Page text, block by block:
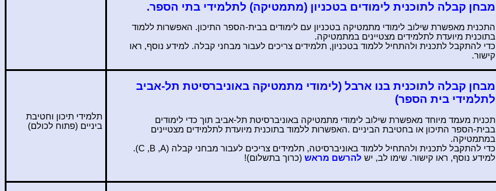
מבחן קבלה לתוכנית לימודים בטכניון (מתמטיקה) לתלמידי בתי הספר.
התכנית מאפשרת שילוב לימודי מתמטיקה בטכניון עם לימודים בבית-הספר התיכון. האפשרות ללמוד
בתוכנית מיועדת לתלמידים מצטיינים במתמטיקה.
כדי להתקבל לתכנית ולהתחיל ללמוד בטכניון, תלמידים צריכים לעבור מבחני קבלה. למידע נוסף, ראו
קישור.
תלמידי תיכון וחטיבת
ביניים (פתוח לכולם)
מבחן קבלה לתוכנית בנו ארבל (לימודי מתמטיקה באוניברסיטת תל-אביב
לתלמידי בית הספר)
תכנית מעמד מיוחד מאפשרת שילוב לימודי מתמטיקה באוניברסיטת תל-אביב תוך כדי לימודים
בבית-הספר התיכון או בחטיבת הביניים .האפשרות ללמוד בתוכנית מיועדת לתלמידים מצטיינים
במתמטיקה.
כדי להתקבל לתכנית ולהתחיל ללמוד באוניברסיטה, תלמידים צריכים לעבור מבחני קבלה (A
,
B
,
C
).
למידע נוסף, ראו קישור. שימו לב, יש להרשם מראש (כרוך בתשלום)!